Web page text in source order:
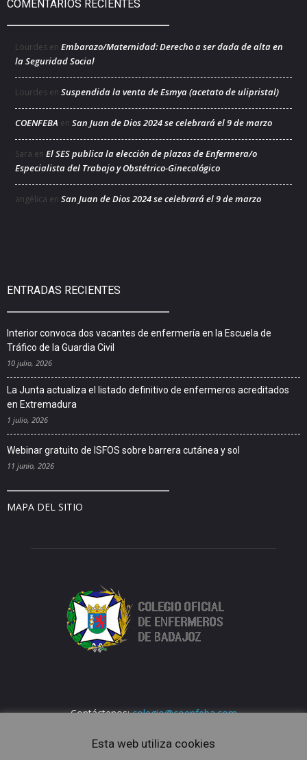
COMENTARIOS RECIENTES
Lourdes en Embarazo/Maternidad: Derecho a ser dada de alta en
la Seguridad Social
Lourdes en Suspendida la venta de Esmya (acetato de ulipristal)
COENFEBA en San Juan de Dios 2024 se celebrará el 9 de marzo
Sara en El SES publica la elección de plazas de Enfermera/o
Especialista del Trabajo y Obstétrico-Ginecológico
angélica en San Juan de Dios 2024 se celebrará el 9 de marzo
ENTRADAS RECIENTES
Interior convoca dos vacantes de enfermería en la Escuela de
Tráfico de la Guardia Civil
10 julio, 2026
La Junta actualiza el listado definitivo de enfermeros acreditados
en Extremadura
1 julio, 2026
Webinar gratuito de ISFOS sobre barrera cutánea y sol
11 junio, 2026
MAPA DEL SITIO
Contáctenos:colegio@coenfeba.com
Esta web utiliza cookies